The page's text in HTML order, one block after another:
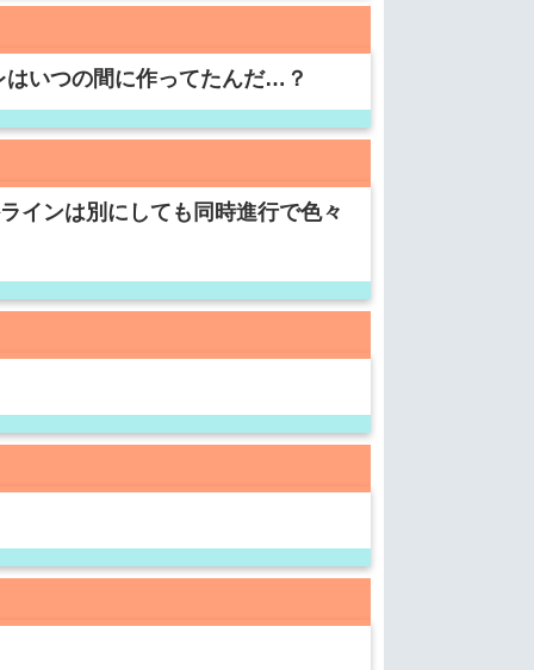
いつの間に作ってたんだ…？
インは別にしても同時進行で色々